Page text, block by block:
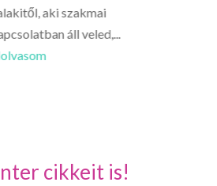
aki szakmai
áll veled,...
cikkeit is!